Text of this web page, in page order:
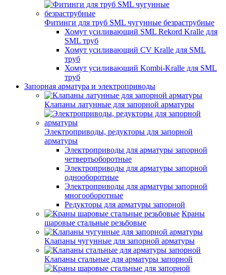
Фитинги для труб SML чугунные безраструбные
Хомут усиливающий SML Rekord Kralle для
SML труб
Хомут усиливающий CV Kralle для SML
труб
Хомут усиливающий Kombi-Kralle для SML
труб
Запорная арматура и электроприводы
Клапаны латунные для запорной арматуры
Электроприводы, редукторы для запорной
арматуры
Электроприводы для арматуры запорной
четвертьоборотные
Электроприводы для арматуры запорной
однооборотные
Электроприводы для арматуры запорной
многооборотные
Редукторы для арматуры запорной
Краны
шаровые стальные резьбовые
Клапаны чугунные для запорной арматуры
Клапаны стальные для арматуры запорной